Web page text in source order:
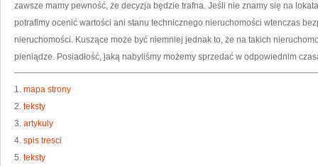
zawsze mamy pewność, że decyzja będzie trafna. Jeśli nie znamy się na
potrafimy ocenić wartości ani stanu technicznego nieruchomości wtenczas
nieruchomości. Kuszące może być niemniej jednak to, że na takich
pieniądze. Posiadłość, jaką nabyliśmy możemy sprzedać w odpowiednim
1. mapa strony
2. teksty
3. artykuly
4. spis tresci
5. teksty